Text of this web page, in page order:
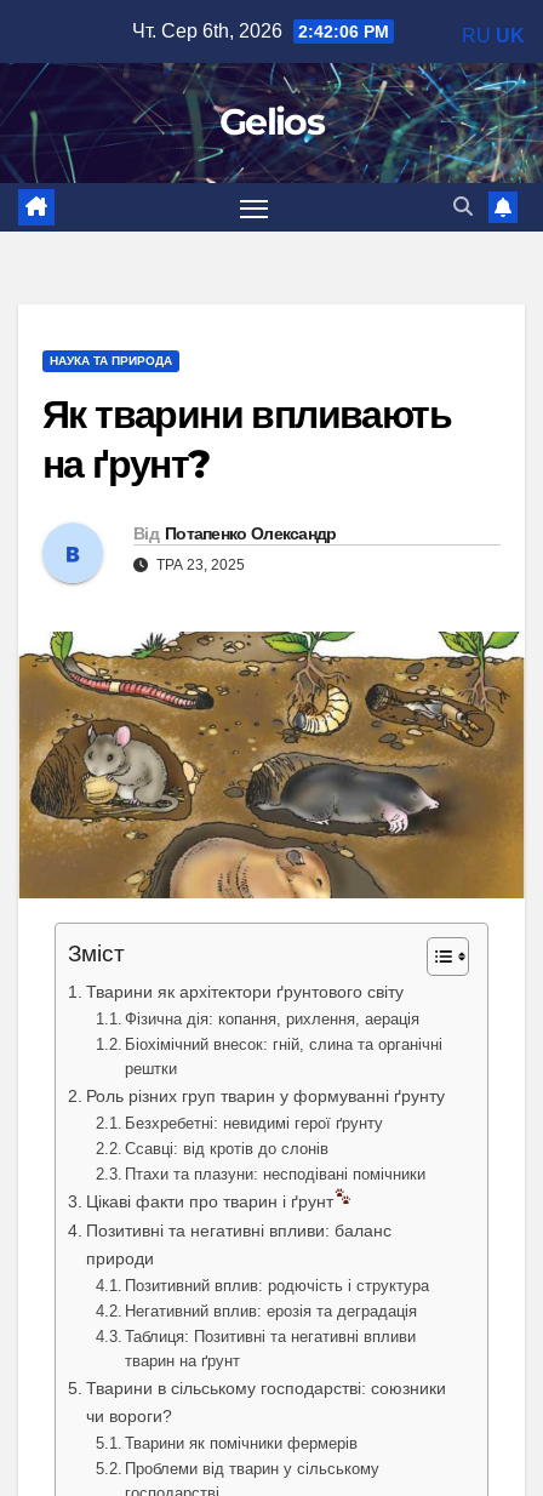
вмісту
Чт. Сер 6th, 2026 2:42:07 PM
Gelios
НАУКА ТА ПРИРОДА
Як тварини впливають
на ґрунт?
Від Потапенко Олександр
ТРА 23, 2025
Зміст
Тварини як архітектори ґрунтового світу
Фізична дія: копання, рихлення, аерація
Біохімічний внесок: гній, слина та органічні
рештки
Роль різних груп тварин у формуванні ґрунту
Безхребетні: невидимі герої ґрунту
Ссавці: від кротів до слонів
Птахи та плазуни: несподівані помічники
Цікаві факти про тварин і ґрунт
Позитивні та негативні впливи: баланс
природи
Позитивний вплив: родючість і структура
Негативний вплив: ерозія та деградація
Таблиця: Позитивні та негативні впливи
тварин на ґрунт
Тварини в сільському господарстві: союзники
чи вороги?
Тварини як помічники фермерів
Проблеми від тварин у сільському
RU UK